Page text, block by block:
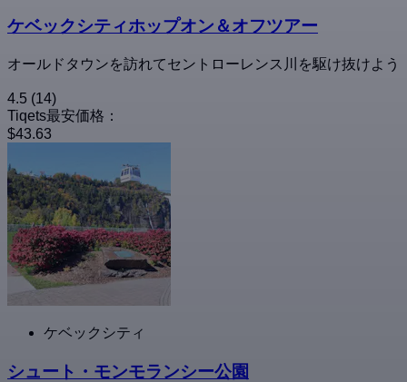
ケベックシティホップオン＆オフツアー
オールドタウンを訪れてセントローレンス川を駆け抜けよう
4.5 (14)
Tiqets最安価格：
$43.63
ケベックシティ
シュート・モンモランシー公園